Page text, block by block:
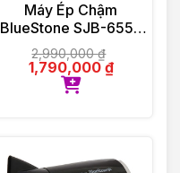
Máy Ép Chậm
BlueStone SJB-6556
150W
2,990,000₫
1,790,000 ₫